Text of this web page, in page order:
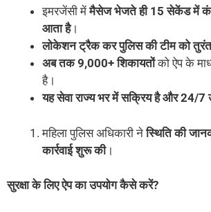
इमरजेंसी मेंमैसेज भेजते ही15सेकेंड में
आता है।
लोकेशन ट्रैक कर पुलिस की टीम को तुरंत
अब तक9,000+शिकायतोंको ऐप के
है।
यह सेवा राज्य भर में सक्रिय है और24/7
महिला पुलिस अधिकारी नेस्थिति की
कार्रवाई शुरू की।
सुरक्षा के लिए ऐप का उपयोग कैसे करें?